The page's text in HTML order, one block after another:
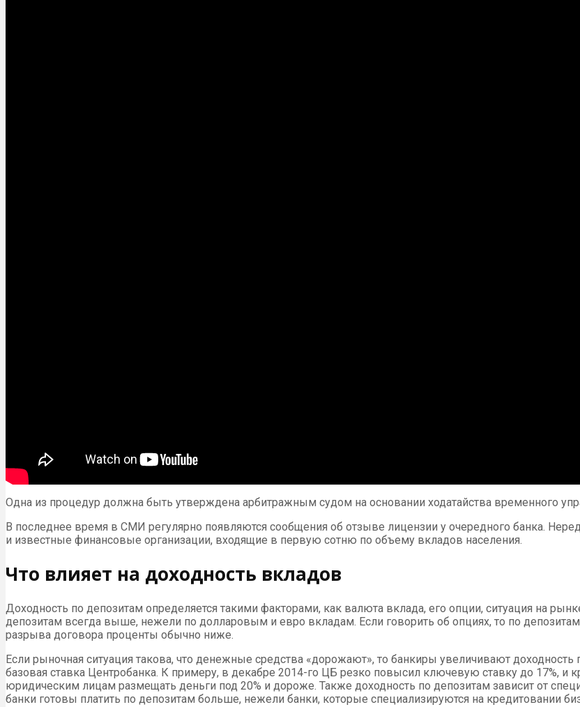
Одна из процедур должна быть утверждена арбитражным судом на основании ходатайства временного
В последнее время в СМИ регулярно появляются сообщения об отзыве лицензии у очередного банка.
и известные финансовые организации, входящие в первую сотню по объему вкладов населения.
Что влияет на доходность вкладов
Доходность по депозитам определяется такими факторами, как валюта вклада, его опции, ситуация на
депозитам всегда выше, нежели по долларовым и евро вкладам. Если говорить об опциях, то по
разрыва договора проценты обычно ниже.
Если рыночная ситуация такова, что денежные средства «дорожают», то банкиры увеличивают
базовая ставка Центробанка. К примеру, в декабре 2014-го ЦБ резко повысил ключевую ставку до 17%, и
юридическим лицам размещать деньги под 20% и дороже. Также доходность по депозитам зависит от
банки готовы платить по депозитам больше, нежели банки, которые специализируются на кредитовании